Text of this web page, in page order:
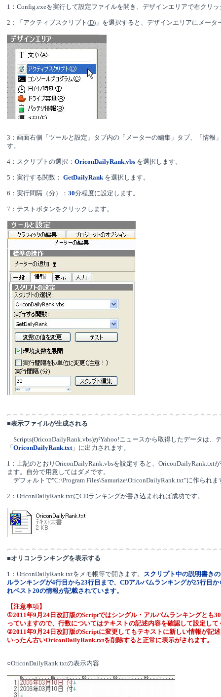
1：Config.exeを実行して設定ファイルを開き、デザインエリアで右クリ
2：「アクティブスクリプト(D)」を選択すると、デザインエリアにメータ
3：画面右側「ツールと設定」タブ内の「メーターの編集」タブ、「情報
す。
4：スクリプトの選択： OriconDailyRank.vbs を選択します。
5：実行する関数： GetDailyRankを選択します。
6：実行間隔（分）： 30分程度に設定します。
7：テストボタンをクリックします。
■表示ファイルが生成される
Scripts(OriconDailyRank.vbs)がYahoo!ニュースから取得したデータは、
「 OriconDailyRank.txt」に出力されます。
1：上記のとおりOriconDailyRank.vbsを設定すると、OriconDailyRank.txt
ます。自分で用意してはダメです。
デフォルトで"C:\Program Files\Samurize\OriconDailyRank.txt"に作られま
2：OriconDailyRank.txtにCDランキングが書き込まれれば成功です。
■オリコンランキングを表示する
1：OriconDailyRank.txtをメモ帳等で開きます。 スクリプト中の説明書き
ルランキングが4行目から23行目まで、CDアルバムランキングが25行目
れベスト20の情報が記載されています。
【注意事項】
①2011年9月24日改訂版のScriptではシングル・アルバムランキングとも
っていますので、行数についてはテキストの記述内容を確認して設定して
②2011年9月24日改訂版のScriptに変更してもテキストに新しい情報が記
いったん古いOriconDailyRank.txtを削除すると正常に表示がされます。
○OriconDailyRank.txtの表示内容